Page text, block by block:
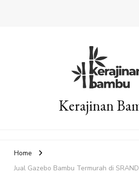
Kerajinan
Home
Jual Gazebo Bambu Termurah di